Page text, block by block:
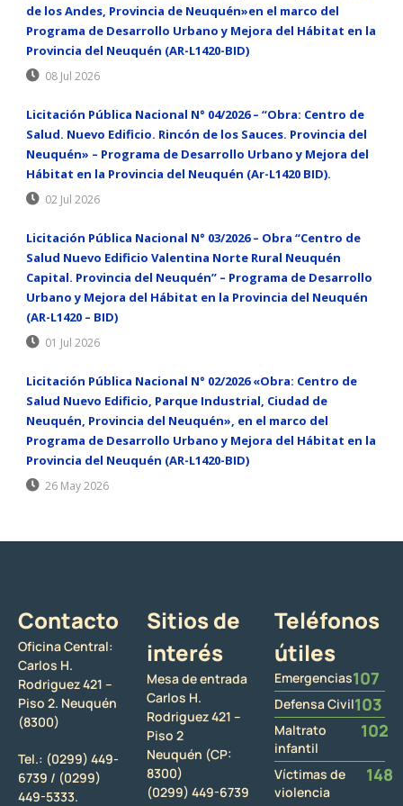
de los Andes, Provincia de Neuquén»en el marco del
Programa de Desarrollo Urbano y Mejora del Hábitat en la
Provincia del Neuquén (AR-L1420-BID)
08 Jul 2026
Licitación Pública Nacional N° 04/2026 – “Obra: Centro de
Salud. Nuevo Edificio. Rincón de los Sauces. Provincia del
Neuquén» – Programa de Desarrollo Urbano y Mejora del
Hábitat en la Provincia del Neuquén (Ar-L1420 BID).
02 Jul 2026
Licitación Pública Nacional N° 03/2026 – Obra “Centro de
Salud Nuevo Edificio Valentina Norte Rural Neuquén
Capital. Provincia del Neuquén” – Programa de Desarrollo
Urbano y Mejora del Hábitat en la Provincia del Neuquén
(AR-L1420 – BID)
01 Jul 2026
Licitación Pública Nacional N° 02/2026 «Obra: Centro de
Salud Nuevo Edificio, Parque Industrial, Ciudad de
Neuquén, Provincia del Neuquén», en el marco del
Programa de Desarrollo Urbano y Mejora del Hábitat en la
Provincia del Neuquén (AR-L1420-BID)
26 May 2026
Contacto
Oficina Central:
Carlos H.
Rodriguez 421 –
Piso 2. Neuquén
(8300)
Tel.: (0299) 449-
6739 / (0299)
449-5333.
Sitios de
interés
Mesa de entrada
Carlos H.
Rodriguez 421 –
Piso 2
Neuquén (CP:
8300)
(0299) 449-6739
Teléfonos
útiles
Emergencias107
Defensa Civil103
Maltrato
infantil
102
Víctimas de
violencia
148